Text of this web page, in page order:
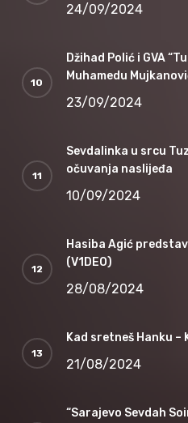
24/09/2024
Džihad Polić i GVA
Muhamedu
23/09/2024
Sevdalinka u srcu
očuvanja naslijeđa
10/09/2024
Hasiba Agić
(V1DEO)
28/08/2024
Kad sretneš Hanku –
21/08/2024
“Sarajevo Sevdah